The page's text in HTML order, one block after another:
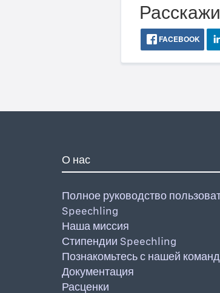
FACEBOOK
О нас
Полное руководство
Speechling
Наша миссия
Стипендии Speechling
Познакомьтесь с нашей
Документация
Расценки